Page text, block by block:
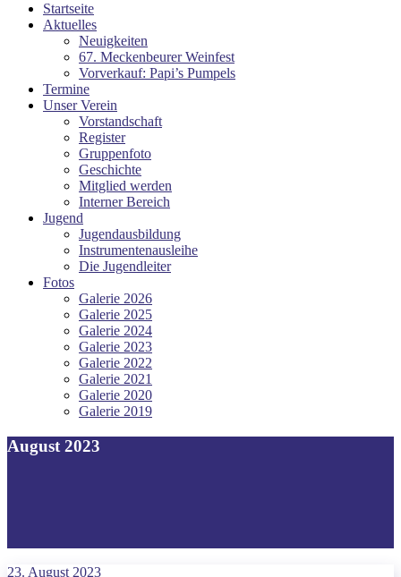
Startseite
Aktuelles
Neuigkeiten
67. Meckenbeurer Weinfest
Vorverkauf: Papi’s Pumpels
Termine
Unser Verein
Vorstandschaft
Register
Gruppenfoto
Geschichte
Mitglied werden
Interner Bereich
Jugend
Jugendausbildung
Instrumentenausleihe
Die Jugendleiter
Fotos
Galerie 2026
Galerie 2025
Galerie 2024
Galerie 2023
Galerie 2022
Galerie 2021
Galerie 2020
Galerie 2019
August 2023
23. August 2023